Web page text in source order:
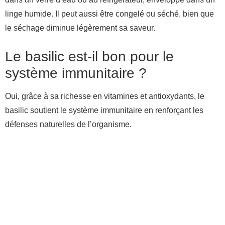
linge humide. Il peut aussi être congelé ou séché, bien que
le séchage diminue légèrement sa saveur.
Le basilic est-il bon pour le
système immunitaire ?
Oui, grâce à sa richesse en vitamines et antioxydants, le
basilic soutient le système immunitaire en renforçant les
défenses naturelles de l’organisme.